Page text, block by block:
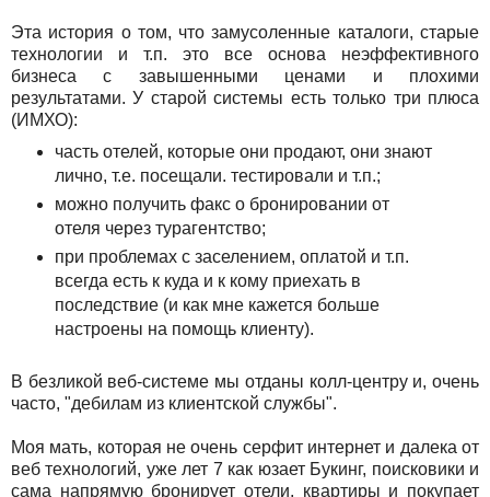
Эта история о том, что замусоленные каталоги, старые
технологии и т.п. это все основа неэффективного
бизнеса с завышенными ценами и плохими
результатами. У старой системы есть только три плюса
(ИМХО):
часть отелей, которые они продают, они знают
лично, т.е. посещали. тестировали и т.п.;
можно получить факс о бронировании от
отеля через турагентство;
при проблемах с заселением, оплатой и т.п.
всегда есть к куда и к кому приехать в
последствие (и как мне кажется больше
настроены на помощь клиенту).
В безликой веб-системе мы отданы колл-центру и, очень
часто, "дебилам из клиентской службы".
Моя мать, которая не очень серфит интернет и далека от
веб технологий, уже лет 7 как юзает Букинг, поисковики и
сама напрямую бронирует отели, квартиры и покупает